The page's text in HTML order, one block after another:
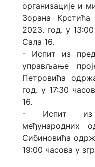
организације и
Зорана
2023. год. у
Сала 16.
- Испит из
управљање
Петровића
год. у 17:30
16.
- Испит из
међународних
Сибиновића
19:00 часова у